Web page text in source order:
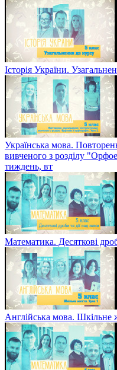
Історія України.
Українська мова.
вивченого з розділу
тиждень, вт
Математика. Десяткові
Англійська мова.